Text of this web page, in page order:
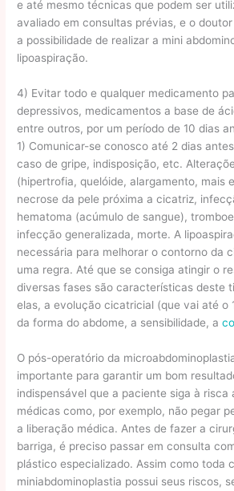
e até mesmo técnicas que podem ser
avaliado em consultas prévias, e o
a possibilidade de realizar a mini
lipoaspiração.
4) Evitar todo e qualquer medicamento
depressivos, medicamentos a base de
entre outros, por um período de 10 dias
1) Comunicar-se conosco até 2 dias
caso de gripe, indisposição, etc.
(hipertrofia, quelóide, alargamento, mais
necrose da pele próxima a cicatriz,
hematoma (acúmulo de sangue),
infecção generalizada, morte. A
necessária para melhorar o contorno da
uma regra. Até que se consiga atingir o
diversas fases são características deste
elas, a evolução cicatricial (que vai até o
da forma do abdome, a sensibilidade, a
O pós-operatório da
importante para garantir um bom
indispensável que a paciente siga à risca
médicas como, por exemplo, não pegar
a liberação médica. Antes de fazer a
barriga, é preciso passar em consulta
plástico especializado. Assim como toda
miniabdominoplastia possui seus riscos,